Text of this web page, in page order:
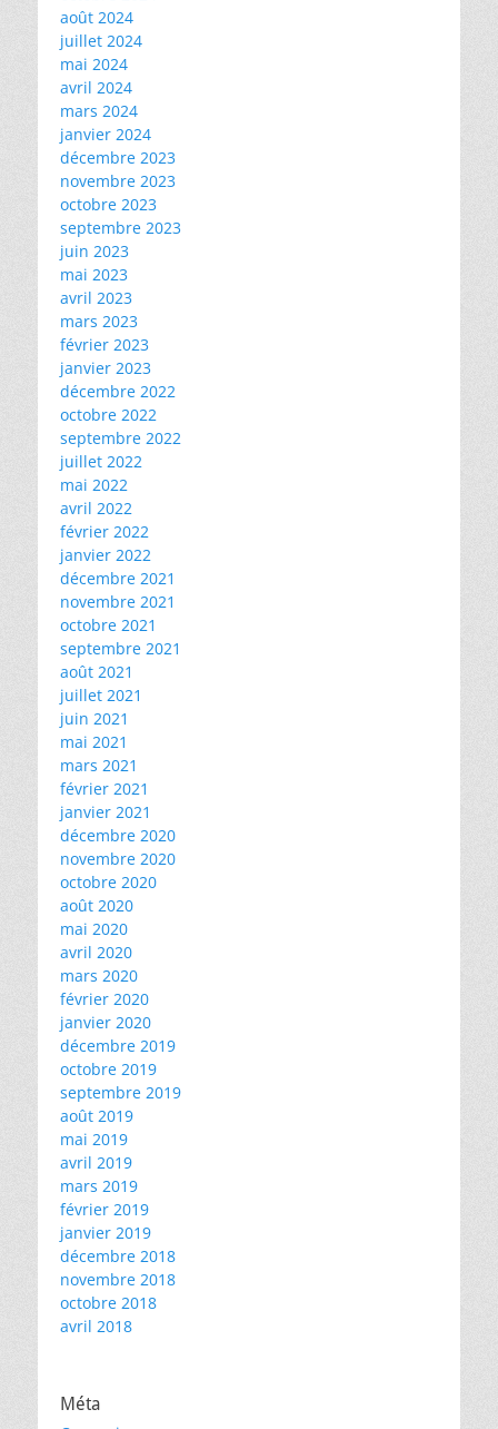
août 2024
juillet 2024
mai 2024
avril 2024
mars 2024
janvier 2024
décembre 2023
novembre 2023
octobre 2023
septembre 2023
juin 2023
mai 2023
avril 2023
mars 2023
février 2023
janvier 2023
décembre 2022
octobre 2022
septembre 2022
juillet 2022
mai 2022
avril 2022
février 2022
janvier 2022
décembre 2021
novembre 2021
octobre 2021
septembre 2021
août 2021
juillet 2021
juin 2021
mai 2021
mars 2021
février 2021
janvier 2021
décembre 2020
novembre 2020
octobre 2020
août 2020
mai 2020
avril 2020
mars 2020
février 2020
janvier 2020
décembre 2019
octobre 2019
septembre 2019
août 2019
mai 2019
avril 2019
mars 2019
février 2019
janvier 2019
décembre 2018
novembre 2018
octobre 2018
avril 2018
Méta